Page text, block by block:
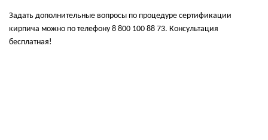
Задать дополнительные вопросы по процедуре сертификации
кирпича можно по телефону 8 800 100 88 73. Консультация
бесплатная!